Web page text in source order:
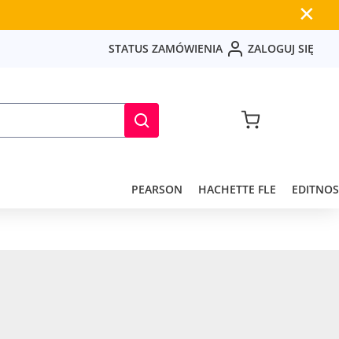
✕
STATUS ZAMÓWIENIA ZALOGUJ SIĘ
PEARSON HACHETTE FLE EDITNOS